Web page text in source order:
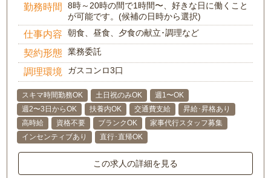
勤務時間
8時～20時の間で1時間〜、好きな日に働くこと
が可能です。(候補の日時から選択)
仕事内容 朝食、昼食、夕食の献立･調理など
契約形態 業務委託
調理環境 ガスコンロ3口
スキマ時間勤務OK 土日祝のみOK
週1〜OK
週2〜3日からOK
扶養内OK 交通費支給
昇給･昇格あり
高時給
資格不要 ブランクOK
家事代行スタッフ募集
インセンティブあり
直行･直帰OK
この求人の詳細を見る